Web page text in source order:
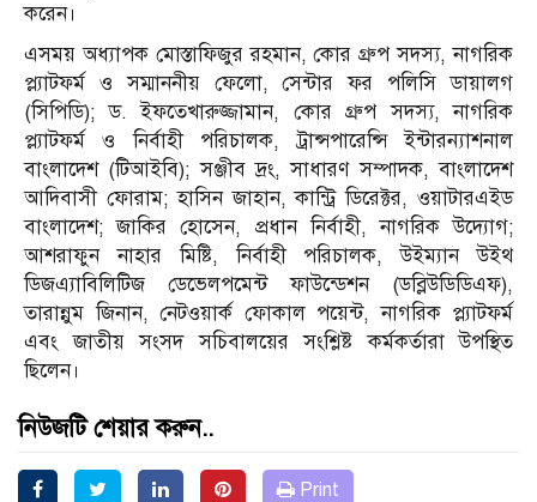
করেন।
এসময় অধ্যাপক মোস্তাফিজুর রহমান, কোর গ্রুপ সদস্য, নাগরিক
প্ল্যাটফর্ম ও সম্মাননীয় ফেলো, সেন্টার ফর পলিসি ডায়ালগ
(সিপিডি); ড. ইফতেখারুজ্জামান, কোর গ্রুপ সদস্য, নাগরিক
প্ল্যাটফর্ম ও নির্বাহী পরিচালক, ট্রান্সপারেন্সি ইন্টারন্যাশনাল
বাংলাদেশ (টিআইবি); সঞ্জীব দ্রং, সাধারণ সম্পাদক, বাংলাদেশ
আদিবাসী ফোরাম; হাসিন জাহান, কান্ট্রি ডিরেক্টর, ওয়াটারএইড
বাংলাদেশ; জাকির হোসেন, প্রধান নির্বাহী, নাগরিক উদ্যোগ;
আশরাফুন নাহার মিষ্টি, নির্বাহী পরিচালক, উইম্যান উইথ
ডিজএ্যাবিলিটিজ ডেভেলপমেন্ট ফাউন্ডেশন (ডব্লিউডিডিএফ),
তারান্নুম জিনান, নেটওয়ার্ক ফোকাল পয়েন্ট, নাগরিক প্ল্যাটফর্ম
এবং জাতীয় সংসদ সচিবালয়ের সংশ্লিষ্ট কর্মকর্তারা উপস্থিত
ছিলেন।
নিউজটি শেয়ার করুন..
Print